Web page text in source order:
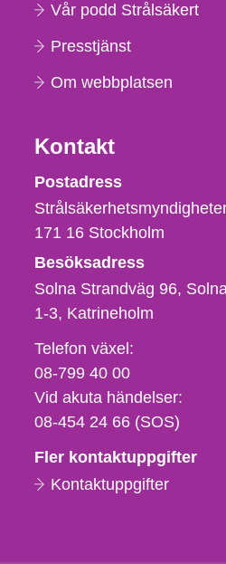
Vår podd Strålsäkert
Presstjänst
Om webbplatsen
Kontakt
Strålsäkerhetsmyndigheten
Postadress
171 16 Stockholm
Besöksadress
Solna Strandväg 96,
1-3 Katrineholm
Telefon,
fax
och
e-
Telefon växel:
08-799 40 00
Vid akuta händelser:
08-454 24 66 (SOS)
Fler kontaktuppgifter
Kontaktuppgifter